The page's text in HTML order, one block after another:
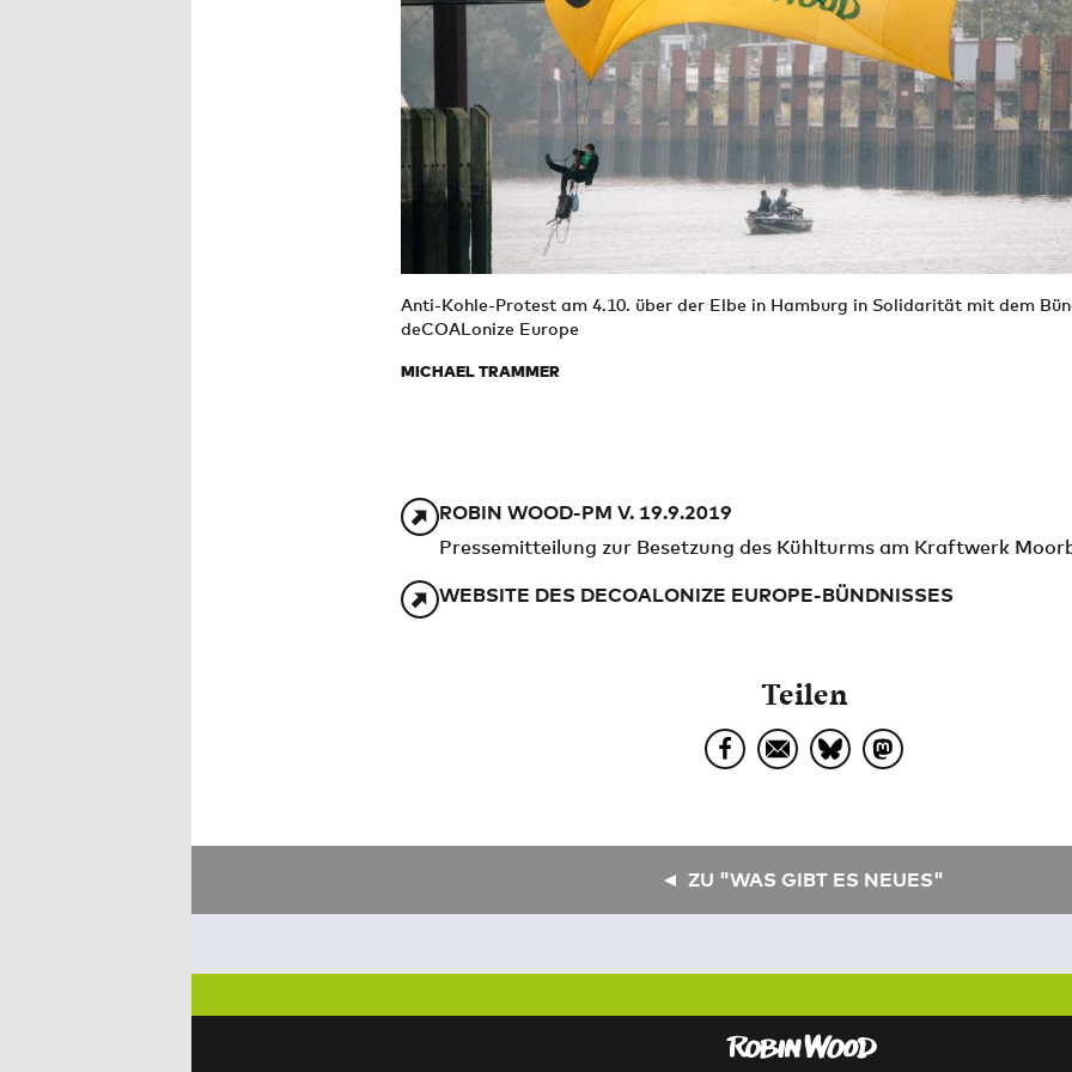
Anti-Kohle-Protest am 4.10. über der Elbe in Hamburg in Solidarität mit dem
deCOALonize Europe
MICHAEL TRAMMER
ROBIN WOOD-PM V. 19.9.2019
Pressemitteilung zur Besetzung des Kühlturms am Kraftwerk
WEBSITE DES DECOALONIZE EUROPE-BÜNDNISSES
Teilen
ZU "WAS GIBT ES NEUES"